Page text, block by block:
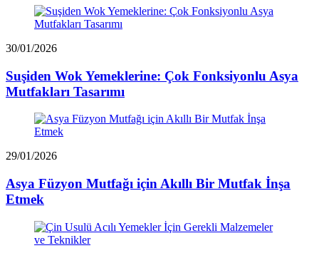
30/01/2026
Suşiden Wok Yemeklerine: Çok Fonksiyonlu Asya
Mutfakları Tasarımı
29/01/2026
Asya Füzyon Mutfağı için Akıllı Bir Mutfak İnşa
Etmek